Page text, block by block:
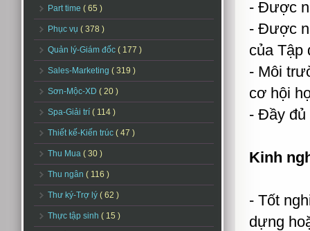
Part time ( 65 )
Phục vụ ( 378 )
Quản lý-Giám đốc ( 177 )
Sales-Marketing ( 319 )
Sơn-Mộc-XD ( 20 )
Spa-Giải trí ( 114 )
Thiết kế-Kiến trúc ( 47 )
Thu Mua ( 30 )
Thu ngân ( 116 )
Thư ký-Trợ lý ( 62 )
Thực tập sinh ( 15 )
- Được
- Được
của Tập
- Môi
cơ hội
- Đầy đủ
Kinh
- Tốt
dựng